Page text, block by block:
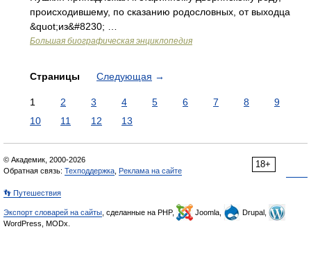
происходившему, по сказанию родословных, от выходца
&quot;из&#8230; …
Большая биографическая энциклопедия
Страницы Следующая →
1 2 3 4 5 6 7 8
9
10
11 12 13
18+
© Академик, 2000-2026
Обратная связь: Техподдержка Реклама на сайте
👣 Путешествия
Экспорт словарей на сайты , сделанные на PHP, Joomla,
Drupal,
WordPress, MODx.